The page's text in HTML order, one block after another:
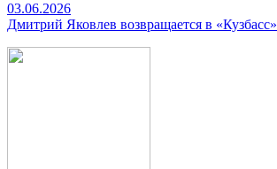
03.06.2026
Дмитрий Яковлев возвращается в «Кузбасс»